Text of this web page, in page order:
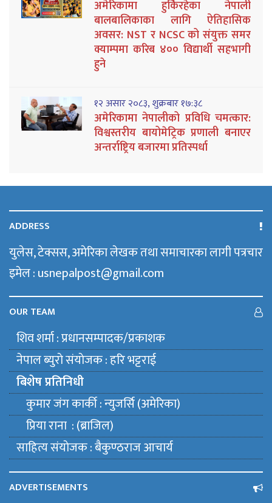
अमेरिकामा हुर्किरहेका नेपाली
बालबालिकाका लागि ऐतिहासिक
अवसर: NST र NCSC को संयुक्त समर
क्याम्पमा करिब ४०० विद्यार्थी सहभागी
हुने
१२ असार २०८३, शुक्रबार १७:३८
अमेरिकामा नेपालीको प्रविधि चमत्कार:
विश्वस्तरीय बायोमेट्रिक प्रणाली बनाएर
अन्तर्राष्ट्रिय बजारमा प्रतिस्पर्धा
ADDRESS
युलेस, टेक्सस, अमेरिका लेखक तथा समाचारका लागी पत्रचार
इमेल : usnepalpost@gmail.com
OUR TEAM
शिव शर्मा : प्रधानसम्पादक/प्रकाशक
नेपाल ब्युराे संयाेजक : हरि भट्टराई
बिशेष प्रतिनिधी
कुमार जंग कार्की : न्युजर्सि (अमेरिका)
प्रिया राना : (ब्राजिल)
साहित्य संयाेजक : बैकुण्ठराज आचार्य
ADVERTISEMENTS